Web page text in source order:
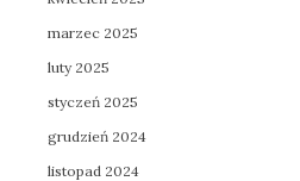
marzec 2025
luty 2025
styczeń 2025
grudzień 2024
listopad 2024